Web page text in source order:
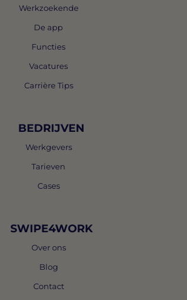
Werkzoekende
De app
Functies
Vacatures
Carrière Tips
BEDRIJVEN
Werkgevers
Tarieven
Cases
SWIPE4WORK
Over ons
Blog
Contact